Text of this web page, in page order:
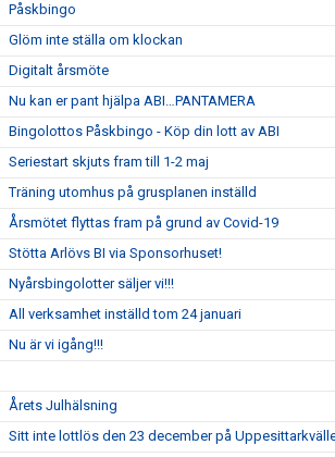
Påskbingo
Glöm inte ställa om klockan
Digitalt årsmöte
Nu kan er pant hjälpa ABI…PANTAMERA
Bingolottos Påskbingo - Köp din lott av ABI
Seriestart skjuts fram till 1-2 maj
Träning utomhus på grusplanen inställd
Årsmötet flyttas fram på grund av Covid-19
Stötta Arlövs BI via Sponsorhuset!
Nyårsbingolotter säljer vi!!!
All verksamhet inställd tom 24 januari
Nu är vi igång!!!
Årets Julhälsning
Sitt inte lottlös den 23 december på